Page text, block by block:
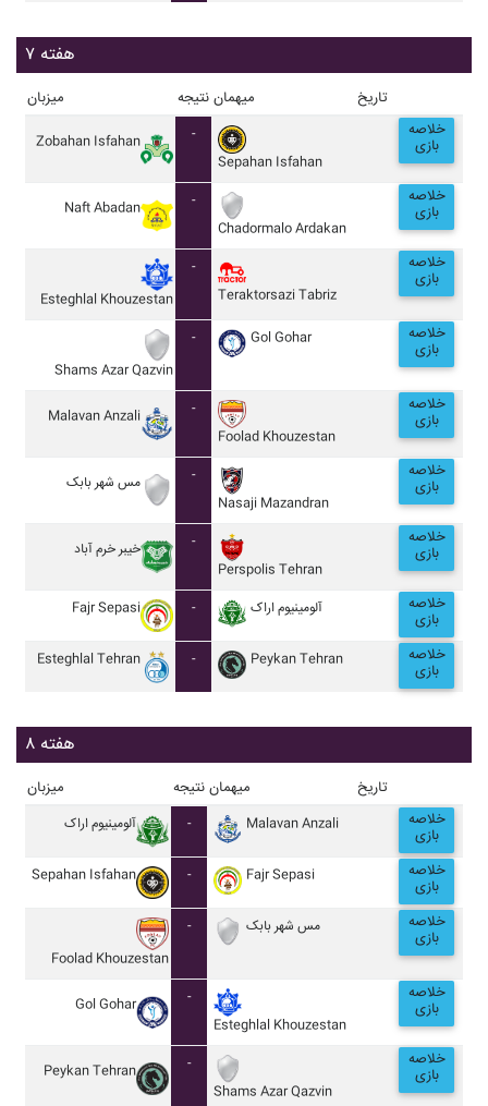
هفته ۷
میزبان نتیجه میهمان تاریخ
Zobahan Isfahan
-
Sepahan Isfahan
خلاصه
بازی
Naft Abadan
-
Chadormalo Ardakan
خلاصه
بازی
Esteghlal Khouzestan
-
Teraktorsazi Tabriz
خلاصه
بازی
Shams Azar Qazvin
- Gol Gohar خلاصه
بازی
Malavan Anzali
-
Foolad Khouzestan
خلاصه
بازی
مس شهر بابک
-
Nasaji Mazandran
خلاصه
بازی
خيبر خرم آباد
-
Perspolis Tehran
خلاصه
بازی
Fajr Sepasi - آلومينيوم اراک خلاصه
بازی
Esteghlal Tehran - Peykan Tehran خلاصه
بازی
هفته ۸
میزبان نتیجه میهمان تاریخ
آلومينيوم اراک - Malavan Anzali خلاصه
بازی
Sepahan Isfahan - Fajr Sepasi خلاصه
بازی
Foolad Khouzestan
- مس شهر بابک خلاصه
بازی
Gol Gohar
-
Esteghlal Khouzestan
خلاصه
بازی
Peykan Tehran
-
Shams Azar Qazvin
خلاصه
بازی